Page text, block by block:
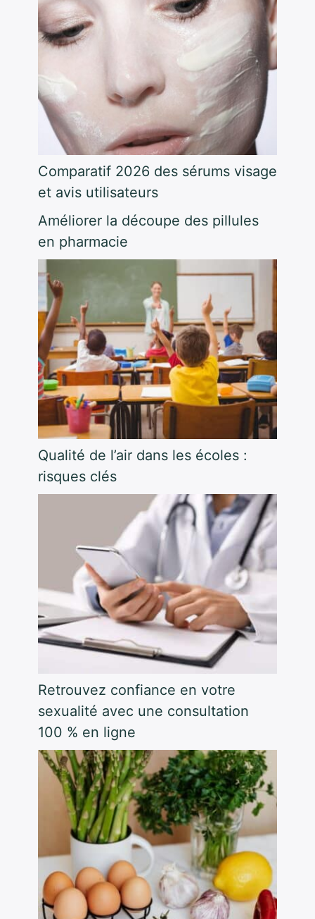
Comparatif 2026 des sérums visage
et avis utilisateurs
Améliorer la découpe des pillules
en pharmacie
Qualité de l’air dans les écoles :
risques clés
Retrouvez confiance en votre
sexualité avec une consultation
100 % en ligne